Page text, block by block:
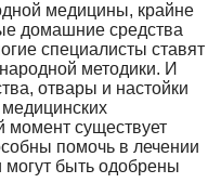
медицины, крайне
домашние средства
специалисты ставят
методики. И
отвары и настойки
момент существует
помочь в лечении
быть одобрены